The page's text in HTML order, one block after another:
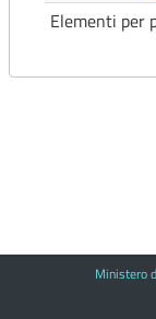
Elementi per
Ministero